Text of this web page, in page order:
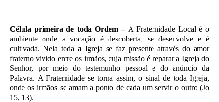
Célula primeira de toda Ordem – A Fraternidade Local é o
ambiente onde a vocação é descoberta, se desenvolve e é
cultivada. Nela toda a Igreja se faz presente através do amor
fraterno vivido entre os irmãos, cuja missão é reparar a Igreja do
Senhor, por meio do testemunho pessoal e do anúncio da
Palavra. A Fraternidade se torna assim, o sinal de toda Igreja,
onde os irmãos se amam a ponto de cada um servir o outro (Jo
15, 13).